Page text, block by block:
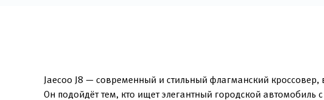
Jaecoo J8 — современный и стильный флагманский кроссовер,
Он подойдёт тем, кто ищет элегантный городской